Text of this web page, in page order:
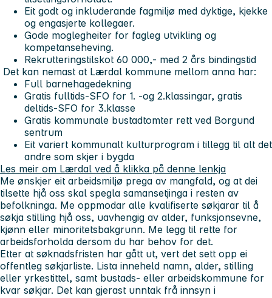
Eit godt og inkluderande fagmiljø med dyktige, kjekke
og engasjerte kollegaer.
Gode moglegheiter for fagleg utvikling og
kompetanseheving.
Rekrutteringstilskot 60 000,- med 2 års bindingstid
Det kan nemast at Lærdal kommune mellom anna har:
Full barnehagedekning
Gratis fulltids-SFO for 1. -og 2.klassingar, gratis
deltids-SFO for 3.klasse
Gratis kommunale bustadtomter rett ved Borgund
sentrum
Eit variert kommunalt kulturprogram i tillegg til alt det
andre som skjer i bygda
Les meir om Lærdal ved å klikka på denne lenkja
Me ønskjer eit arbeidsmiljø prega av mangfald, og at dei
tilsette hjå oss skal spegla samansetjinga i resten av
befolkninga. Me oppmodar alle kvalifiserte søkjarar til å
søkja stilling hjå oss, uavhengig av alder, funksjonsevne,
kjønn eller minoritetsbakgrunn. Me legg til rette for
arbeidsforholda dersom du har behov for det.
Etter at søknadsfristen har gått ut, vert det sett opp ei
offentleg søkjarliste. Lista inneheld namn, alder, stilling
eller yrkestittel, samt bustads- eller arbeidskommune for
kvar søkjar. Det kan gjerast unntak frå innsyn i